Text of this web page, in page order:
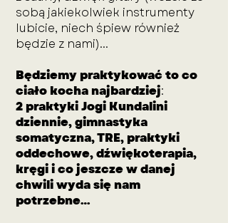
sobą jakiekolwiek instrumenty
lubicie, niech śpiew również
będzie z nami)...
Będziemy praktykować to co
ciało kocha najbardziej:
2 praktyki Jogi Kundalini
dziennie, gimnastyka
somatyczna, TRE, praktyki
oddechowe, dźwiękoterapia,
kręgi i co jeszcze w danej
chwili wyda się nam
potrzebne…